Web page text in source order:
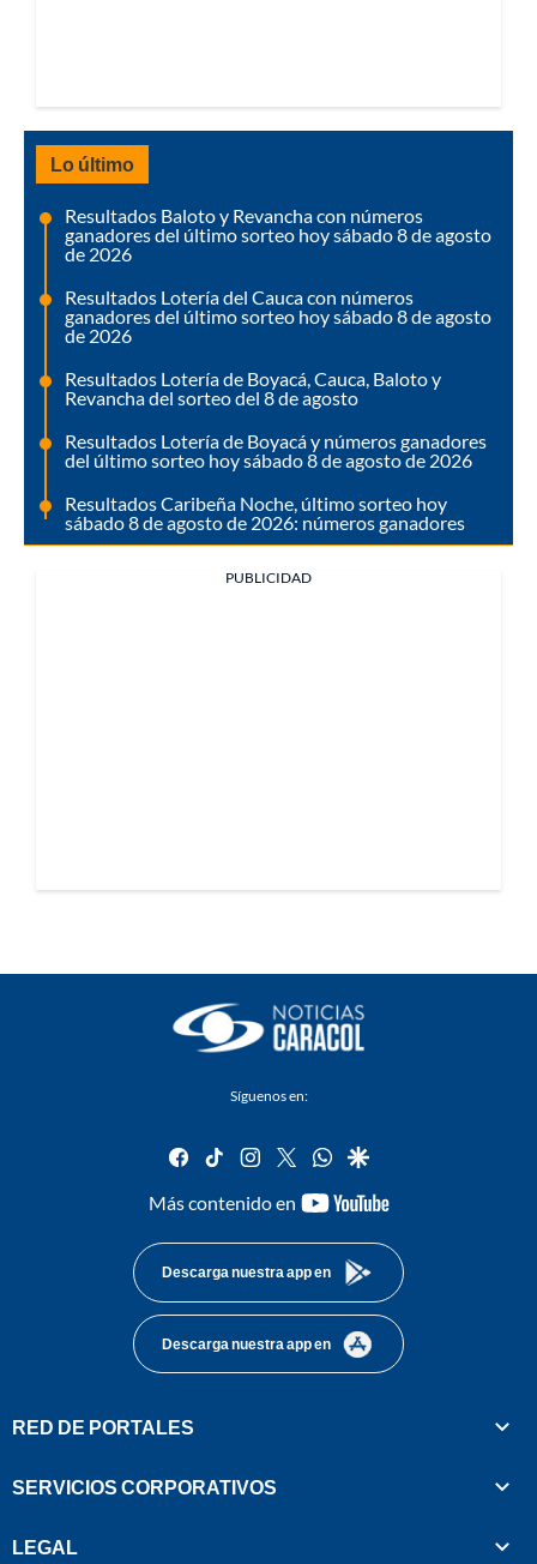
Lo último
Resultados Baloto y Revancha con números
ganadores del último sorteo hoy sábado 8 de agosto
de 2026
Resultados Lotería del Cauca con números
ganadores del último sorteo hoy sábado 8 de agosto
de 2026
Resultados Lotería de Boyacá, Cauca, Baloto y
Revancha del sorteo del 8 de agosto
Resultados Lotería de Boyacá y números ganadores
del último sorteo hoy sábado 8 de agosto de 2026
Resultados Caribeña Noche, último sorteo hoy
sábado 8 de agosto de 2026: números ganadores
PUBLICIDAD
Síguenos en:
facebook
tiktok instagram
twitterwhatsapp
google
Más contenido en
youtube-
Descarga nuestra app en
Descarga nuestra app en
RED DE PORTALES
SERVICIOS CORPORATIVOS
LEGAL